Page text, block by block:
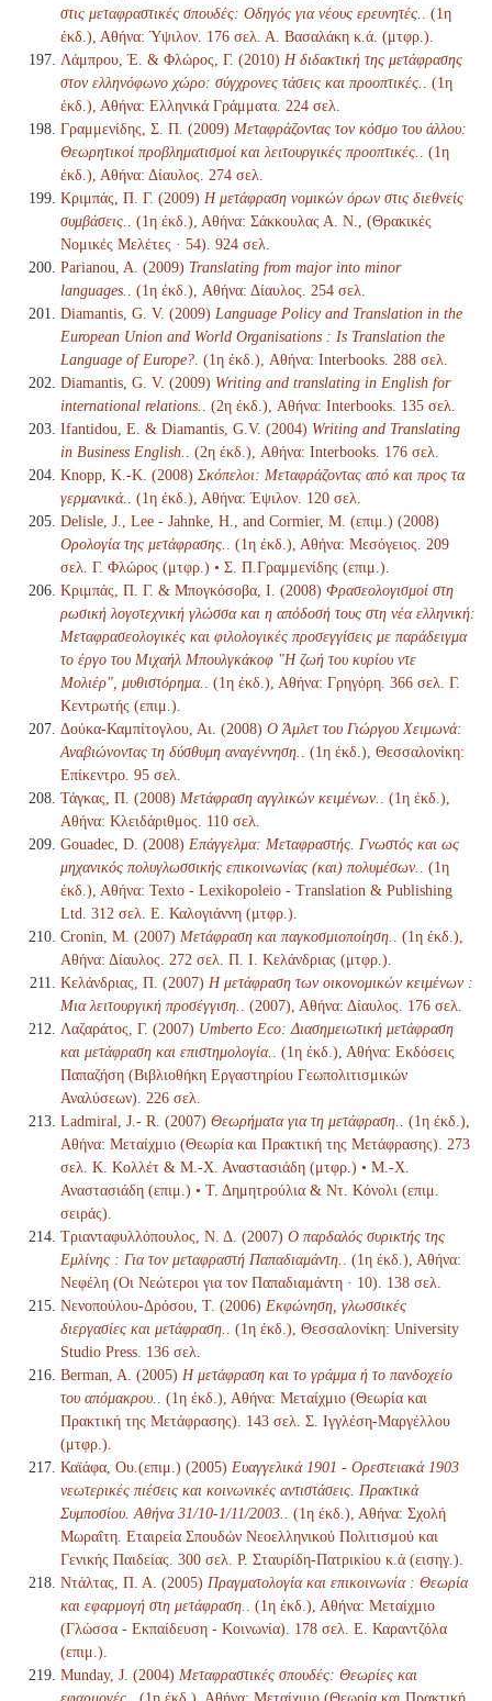
στις μεταφραστικές σπουδές: Οδηγός για νέους ερευνητές.
. (1η
έκδ.), Αθήνα: Ύψιλον. 176 σελ. Α. Βασαλάκη κ.ά. (μτφρ.).
Λάμπρου, Έ. & Φλώρος, Γ. (2010) Η διδακτική της μετάφρασης
στον ελληνόφωνο χώρο: σύγχρονες τάσεις και προοπτικές.
. (1η
έκδ.), Αθήνα: Ελληνικά Γράμματα. 224 σελ.
Γραμμενίδης, Σ. Π. (2009) Μεταφράζοντας τον κόσμο του άλλου:
Θεωρητικοί προβληματισμοί και λειτουργικές προοπτικές.
. (1η
έκδ.), Αθήνα: Δίαυλος. 274 σελ.
Κριμπάς, Π. Γ. (2009) Η μετάφραση νομικών όρων στις διεθνείς
συμβάσεις.
. (1η έκδ.), Αθήνα: Σάκκουλας Α. Ν., (Θρακικές
Νομικές Μελέτες · 54). 924 σελ.
Parianou, A. (2009) Translating from major into minor
languages.
. (1η έκδ.), Αθήνα: Δίαυλος. 254 σελ.
Diamantis, G. V. (2009) Language Policy and Translation in the
European Union and World Organisations : Is Translation the
Language of Europe? . (1η έκδ.), Αθήνα: Interbooks. 288 σελ.
Diamantis, G. V. (2009) Writing and translating in English for
international relations.
. (2η έκδ.), Αθήνα: Interbooks. 135 σελ.
Ifantidou, Ε. & Diamantis, G.V. (2004) Writing and Translating
in Business English.
. (2η έκδ.), Αθήνα: Interbooks. 176 σελ.
Knopp, K.-K. (2008) Σκόπελοι: Μεταφράζοντας από και προς τα
γερμανικά.
. (1η έκδ.), Αθήνα: Έψιλον. 120 σελ.
Delisle, J., Lee - Jahnke, H., and Cormier, M. (επιμ.) (2008)
Ορολογία της μετάφρασης.
. (1η έκδ.), Αθήνα: Μεσόγειος. 209
σελ. Γ. Φλώρος (μτφρ.) • Σ. Π.Γραμμενίδης (επιμ.).
Κριμπάς, Π. Γ. & Μπογκόσοβα, Ι. (2008) Φρασεολογισμοί στη
ρωσική λογοτεχνική γλώσσα και η απόδοσή τους στη νέα ελληνική:
Μεταφρασεολογικές και φιλολογικές προσεγγίσεις με παράδειγμα
το έργο του Μιχαήλ Μπουλγκάκοφ "Η ζωή του κυρίου ντε
Μολιέρ", μυθιστόρημα.
. (1η έκδ.), Αθήνα: Γρηγόρη. 366 σελ. Γ.
Κεντρωτής (επιμ.).
Δούκα-Καμπίτογλου, Αι. (2008) Ο Άμλετ του Γιώργου Χειμωνά:
Αναβιώνοντας τη δύσθυμη αναγέννηση.
. (1η έκδ.), Θεσσαλονίκη:
Επίκεντρο. 95 σελ.
Τάγκας, Π. (2008) Μετάφραση αγγλικών κειμένων.
. (1η έκδ.),
Αθήνα: Κλειδάριθμος. 110 σελ.
Gouadec, D. (2008) Επάγγελμα: Μεταφραστής. Γνωστός και ως
μηχανικός πολυγλωσσικής επικοινωνίας (και) πολυμέσων.
. (1η
έκδ.), Αθήνα: Texto - Lexikopoleio - Translation & Publishing
Ltd. 312 σελ. Ε. Καλογιάννη (μτφρ.).
Cronin, M. (2007) Μετάφραση και παγκοσμιοποίηση.
. (1η έκδ.),
Αθήνα: Δίαυλος. 272 σελ. Π. Ι. Κελάνδριας (μτφρ.).
Κελάνδριας, Π. (2007) Η μετάφραση των οικονομικών κειμένων :
Μια λειτουργική προσέγγιση.
. (2007), Αθήνα: Δίαυλος. 176 σελ.
Λαζαράτος, Γ. (2007) Umberto Eco: Διασημειωτική μετάφραση
και μετάφραση και επιστημολογία.
. (1η έκδ.), Αθήνα: Εκδόσεις
Παπαζήση (Βιβλιοθήκη Εργαστηρίου Γεωπολιτισμικών
Αναλύσεων). 226 σελ.
Ladmiral, J.- R. (2007) Θεωρήματα για τη μετάφραση.
. (1η έκδ.),
Αθήνα: Μεταίχμιο (Θεωρία και Πρακτική της Μετάφρασης). 273
σελ. Κ. Κολλέτ & Μ.-Χ. Αναστασιάδη (μτφρ.) • Μ.-Χ.
Αναστασιάδη (επιμ.) • Τ. Δημητρούλια & Ντ. Κόνολι (επιμ.
σειράς).
Τριανταφυλλόπουλος, Ν. Δ. (2007) Ο παρδαλός συρικτής της
Εμλίνης : Για τον μεταφραστή Παπαδιαμάντη.
. (1η έκδ.), Αθήνα:
Νεφέλη (Οι Νεώτεροι για τον Παπαδιαμάντη · 10). 138 σελ.
Νενοπούλου-Δρόσου, Τ. (2006) Εκφώνηση, γλωσσικές
διεργασίες και μετάφραση.
. (1η έκδ.), Θεσσαλονίκη: University
Studio Press. 136 σελ.
Berman, A. (2005) Η μετάφραση και το γράμμα ή το πανδοχείο
του απόμακρου.
. (1η έκδ.), Αθήνα: Μεταίχμιο (Θεωρία και
Πρακτική της Μετάφρασης). 143 σελ. Σ. Ιγγλέση-Μαργέλλου
(μτφρ.).
Καϊάφα, Ου.(επιμ.) (2005) Ευαγγελικά 1901 - Ορεστειακά 1903
νεωτερικές πιέσεις και κοινωνικές αντιστάσεις. Πρακτικά
Συμποσίου. Αθήνα 31/10-1/11/2003.
. (1η έκδ.), Αθήνα: Σχολή
Μωραΐτη. Εταιρεία Σπουδών Νεοελληνικού Πολιτισμού και
Γενικής Παιδείας. 300 σελ. Ρ. Σταυρίδη-Πατρικίου κ.ά (εισηγ.).
Ντάλτας, Π. Α. (2005) Πραγματολογία και επικοινωνία : Θεωρία
και εφαρμογή στη μετάφραση.
. (1η έκδ.), Αθήνα: Μεταίχμιο
(Γλώσσα - Εκπαίδευση - Κοινωνία). 178 σελ. Ε. Καραντζόλα
(επιμ.).
Munday, J. (2004) Μεταφραστικές σπουδές: Θεωρίες και